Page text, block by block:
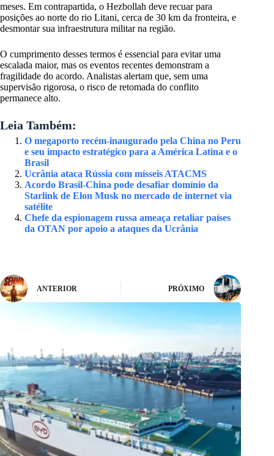
meses. Em contrapartida, o Hezbollah deve recuar para
posições ao norte do rio Litani, cerca de 30 km da fronteira, e
desmontar sua infraestrutura militar na região.
O cumprimento desses termos é essencial para evitar uma
escalada maior, mas os eventos recentes demonstram a
fragilidade do acordo. Analistas alertam que, sem uma
supervisão rigorosa, o risco de retomada do conflito
permanece alto.
Leia Também:
O megaporto recém-inaugurado pela China no Peru
e seu impacto estratégico para a América Latina e o
Brasil
Ucrânia ataca Rússia com mísseis ATACMS
Acordo Brasil-China pode desafiar domínio da
Starlink de Elon Musk no mercado de internet via
satélite
Chefe da espionagem russa ameaça retaliar países
da OTAN por apoio a ataques da Ucrânia
ANTERIOR PRÓXIMO